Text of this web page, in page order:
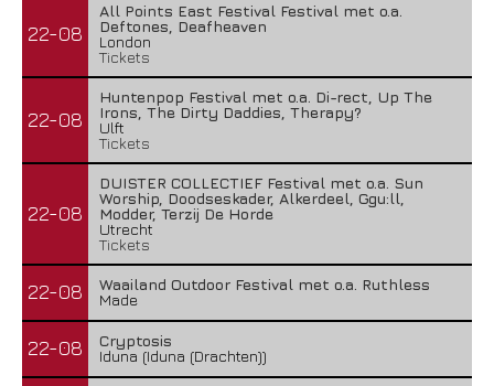
22-08
All Points East Festival Festival met o.a.
Deftones, Deafheaven
London
Tickets
22-08
Huntenpop Festival met o.a. Di-rect, Up The
Irons, The Dirty Daddies, Therapy?
Ulft
Tickets
22-08
DUISTER COLLECTIEF Festival met o.a. Sun
Worship, Doodseskader, Alkerdeel, Ggu:ll,
Modder, Terzij De Horde
Utrecht
Tickets
22-08
Waailand Outdoor Festival met o.a. Ruthless
Made
22-08
Cryptosis
Iduna (Iduna (Drachten))